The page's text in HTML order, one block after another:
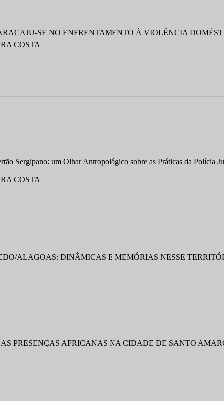
SE NO ENFRENTAMENTO À VIOLÊNCIA
COSTA
Sergipano: um Olhar Antropológico sobre as Práticas da Polícia
COSTA
ALAGOAS: DINÂMICAS E MEMÓRIAS NESSE
PRESENÇAS AFRICANAS NA CIDADE DE SANTO